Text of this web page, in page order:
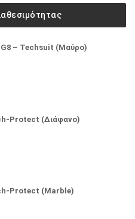
G8 – Techsuit (Μαύρο)
Protect (Διάφανο)
Protect (Marble)